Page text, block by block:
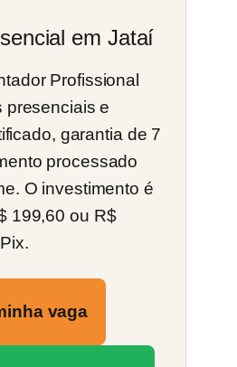
em Jataí
Profissional
presenciais e
garantia de 7
processado
O investimento é
199,60 ou R$
vaga